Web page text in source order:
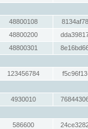
48800108
48800200
48800301
123456784
4930010
586600